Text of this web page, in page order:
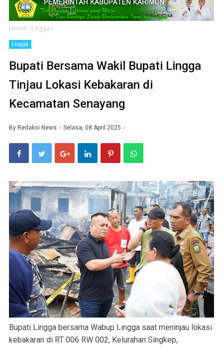
Home › Lingga ›
Lingga
Bupati Bersama Wakil Bupati Lingga
Tinjau Lokasi Kebakaran di
Kecamatan Senayang
By Redaksi News Selasa, 08 April 2025
Bupati Lingga bersama Wabup Lingga saat meninjau lokasi
kebakaran di RT 006 RW 002, Kelurahan Singkep,